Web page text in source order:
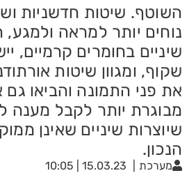
השוטף. שיטות חדשניות
נוחים יותר למראה ולמגע,
שיניים בחומרים קרמיים,
שקוף, ומגוון שיטות
את פני התמונה והביאו גם
מבוגרת יותר לקבל מענה
שיוצרות שיניים שאינן
הנכון.
מערכת 15.03.23 | 10:05